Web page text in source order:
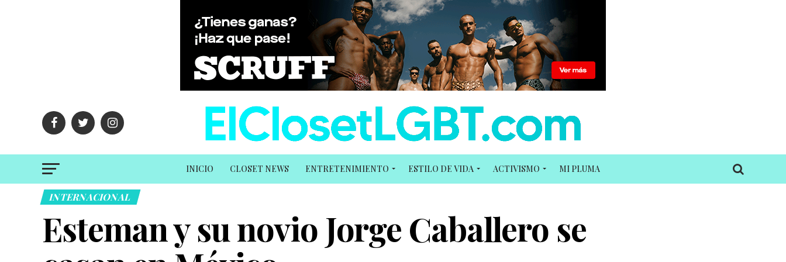
INICIO CLOSET NEWS ENTRETENIMIENTO ESTILO DE VIDA ACTIVISMO MI PLUMA
INTERNACIONAL
Esteman y su novio Jorge Caballero se